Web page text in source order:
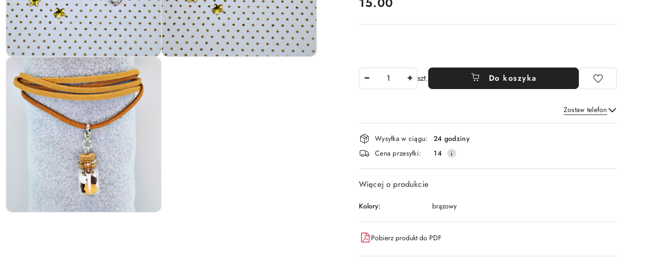
szt. Do koszyka
Zostaw telefon
Wyślij
Dostępność
i
dostawa
Wysyłka w ciągu:
24 godziny
Cena przesyłki:
14
Więcej o produkcie
Kolory: brązowy
Pobierz produkt do PDF